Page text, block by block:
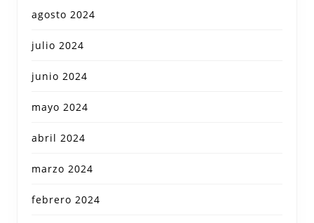
agosto 2024
julio 2024
junio 2024
mayo 2024
abril 2024
marzo 2024
febrero 2024